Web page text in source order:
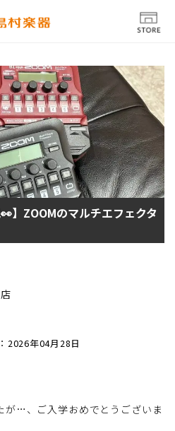
】ZOOMのマルチエフェクタ
2026年04月28日
が…、ご入学おめでとうございま